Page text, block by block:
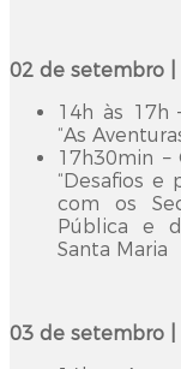
02 de setembro |
14h às 17h
“As
17h30min –
“Desafios e
com os
Pública e
Santa Maria
03 de setembro